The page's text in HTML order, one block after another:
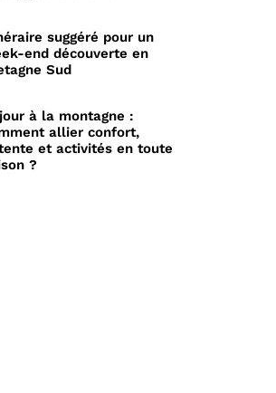
suggéré pour un
end découverte en
Sud
à la montagne :
allier confort,
et activités en toute
?